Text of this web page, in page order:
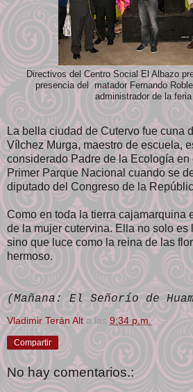
Directivos del Centro Social El Albazo
presencia del matador Fernando
administrador de la
La bella ciudad de Cutervo fue cuna
Vílchez Murga, maestro de escuela,
considerado Padre de la Ecología en
Primer Parque Nacional cuando se
diputado del Congreso de la
Como en toda la tierra cajamarquina
de la mujer cutervina. Ella no solo es
sino que luce como la reina de las
hermoso.
(Mañana: El Señorío de
Vladimir Terán Alt a las 9:34 p.m.
Compartir
No hay comentarios.: